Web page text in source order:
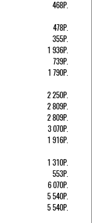
468Р.
478Р.
355Р.
1 936Р.
739Р.
1 790Р.
2 250Р.
2 809Р.
2 809Р.
3 070Р.
1 916Р.
1 310Р.
553Р.
6 070Р.
5 540Р.
5 540Р.